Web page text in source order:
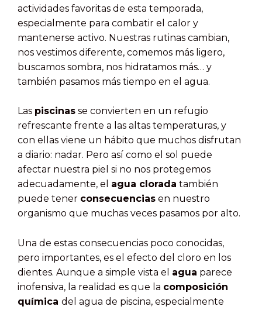
actividades favoritas de esta temporada,
especialmente para combatir el calor y
mantenerse activo. Nuestras rutinas cambian,
nos vestimos diferente, comemos más ligero,
buscamos sombra, nos hidratamos más… y
también pasamos más tiempo en el agua.
Las piscinas se convierten en un refugio
refrescante frente a las altas temperaturas, y
con ellas viene un hábito que muchos disfrutan
a diario: nadar. Pero así como el sol puede
afectar nuestra piel si no nos protegemos
adecuadamente, el agua clorada también
puede tener consecuencias en nuestro
organismo que muchas veces pasamos por alto.
Una de estas consecuencias poco conocidas,
pero importantes, es el efecto del cloro en los
dientes. Aunque a simple vista el agua parece
inofensiva, la realidad es que la composición
química del agua de piscina, especialmente